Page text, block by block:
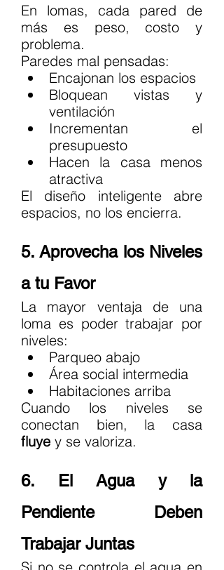
En lomas, cada pared de
más es peso, costo y
problema.
Paredes mal pensadas:
Encajonan los espacios
Bloquean vistas y
ventilación
Incrementan el
presupuesto
Hacen la casa menos
atractiva
El diseño inteligente abre
espacios, no los encierra.
5. Aprovecha los Niveles
a tu Favor
La mayor ventaja de una
loma es poder trabajar por
niveles:
Parqueo abajo
Área social intermedia
Habitaciones arriba
Cuando los niveles se
fluye y se valoriza.
6. El Agua y la
Pendiente Deben
Trabajar Juntas